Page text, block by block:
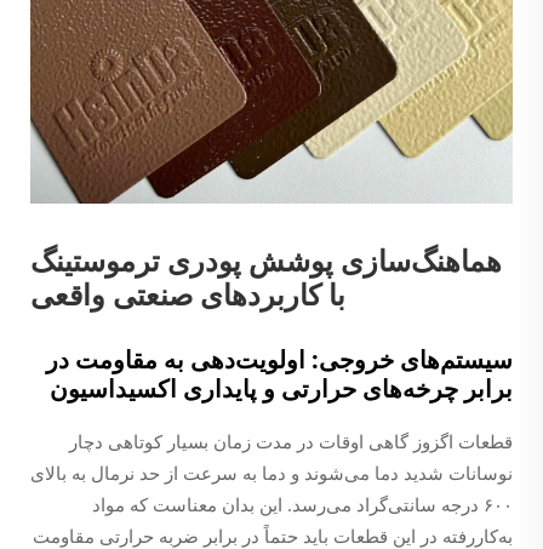
هماهنگ‌سازی پوشش پودری ترموستینگ
با کاربردهای صنعتی واقعی
سیستم‌های خروجی: اولویت‌دهی به مقاومت در
برابر چرخه‌های حرارتی و پایداری اکسیداسیون
قطعات اگزوز گاهی اوقات در مدت زمان بسیار کوتاهی دچار
نوسانات شدید دما می‌شوند و دما به سرعت از حد نرمال به بالای
۶۰۰ درجه سانتی‌گراد می‌رسد. این بدان معناست که مواد
به‌کاررفته در این قطعات باید حتماً در برابر ضربه حرارتی مقاومت